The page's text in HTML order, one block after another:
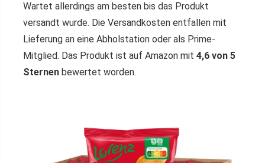
Wartet allerdings am besten bis das Produkt
versandt wurde. Die Versandkosten entfallen mit
Lieferung an eine Abholstation oder als Prime-
Mitglied. Das Produkt ist auf Amazon mit 4,6 von 5
Sternen bewertet worden.